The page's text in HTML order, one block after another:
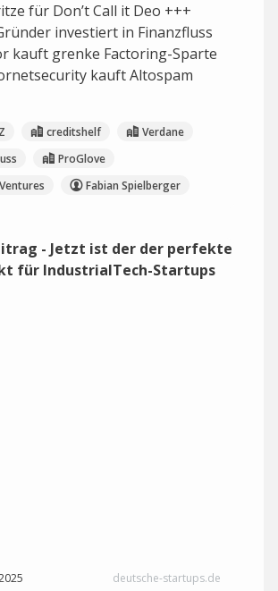
für Don’t Call it Deo +++
investiert in Finanzfluss
kauft grenke Factoring-Sparte
kauft Altospam
creditshelf
Verdane
ProGlove
Fabian Spielberger
deutsche-startups.de